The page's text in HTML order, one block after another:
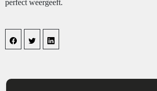
perfect weergeeft.